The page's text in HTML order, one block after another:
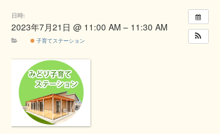
日時:
2023年7月21日 @ 11:00 AM – 11:30 AM
子育てステーション